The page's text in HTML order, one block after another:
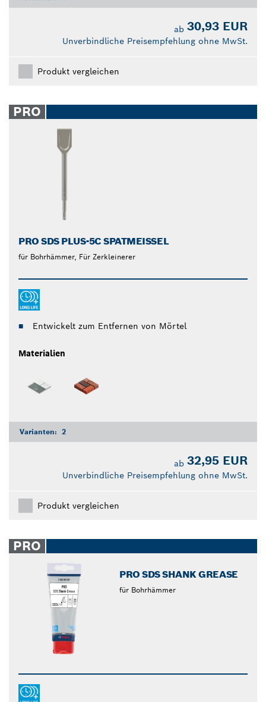
ab 30,93 EUR
Unverbindliche Preisempfehlung ohne MwSt.
Produkt vergleichen
PRO
PRO SDS PLUS-5C SPATMEISSEL
für Bohrhämmer, Für Zerkleinerer
Entwickelt zum Entfernen von Mörtel
Materialien
Varianten: 2
ab 32,95 EUR
Unverbindliche Preisempfehlung ohne MwSt.
Produkt vergleichen
PRO
PRO SDS SHANK GREASE
für Bohrhämmer